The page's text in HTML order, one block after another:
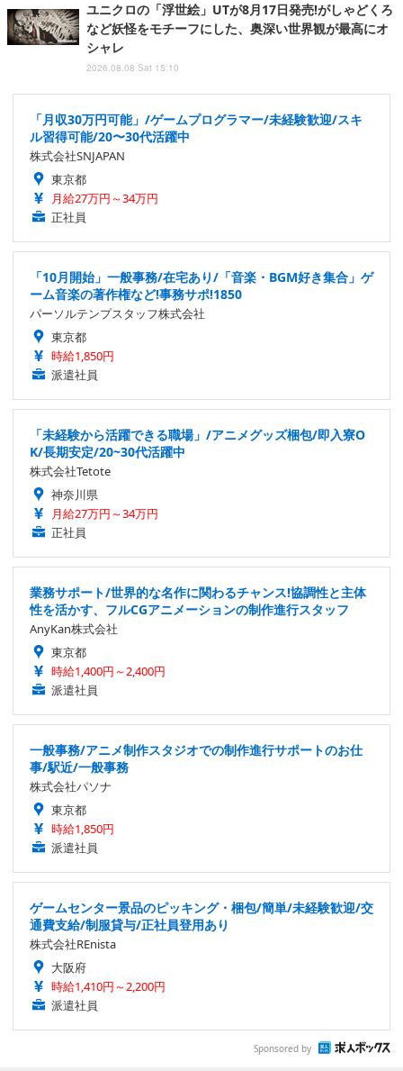
ユニクロの「浮世絵」UTが8月17日発売!がしゃどくろ
など妖怪をモチーフにした、奥深い世界観が最高にオ
シャレ
2026.08.08 Sat 15:10
「月収30万円可能」/ゲームプログラマー/未経験歓迎/スキ
ル習得可能/20〜30代活躍中
株式会社SNJAPAN
東京都
月給27万円～34万円
正社員
「10月開始」一般事務/在宅あり/「音楽・BGM好き集合」ゲ
ーム音楽の著作権など!事務サポ!1850
パーソルテンプスタッフ株式会社
東京都
時給1,850円
派遣社員
「未経験から活躍できる職場」/アニメグッズ梱包/即入寮O
K/長期安定/20~30代活躍中
株式会社Tetote
神奈川県
月給27万円～34万円
正社員
業務サポート/世界的な名作に関わるチャンス!協調性と主体
性を活かす、フルCGアニメーションの制作進行スタッフ
AnyKan株式会社
東京都
時給1,400円～2,400円
派遣社員
一般事務/アニメ制作スタジオでの制作進行サポートのお仕
事/駅近/一般事務
株式会社パソナ
東京都
時給1,850円
派遣社員
ゲームセンター景品のピッキング・梱包/簡単/未経験歓迎/交
通費支給/制服貸与/正社員登用あり
株式会社REnista
大阪府
時給1,410円～2,200円
派遣社員
Sponsored by